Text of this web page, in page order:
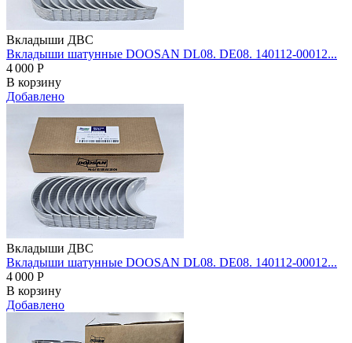
Вкладыши ДВС
Вкладыши шатунные DOOSAN DL08. DE08. 140112-00012...
4 000 Р
В корзину
Добавлено
Вкладыши ДВС
Вкладыши шатунные DOOSAN DL08. DE08. 140112-00012...
4 000 Р
В корзину
Добавлено